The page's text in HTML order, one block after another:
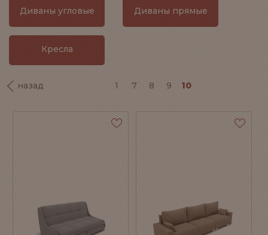
Диваны угловые Диваны прямые
Кресла
назад 1 7 8 9 10